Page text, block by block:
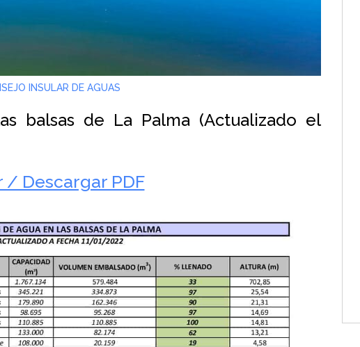
INSULAR DE AGUAS
balsas de La Palma (Actualizado el
/ Descargar PDF